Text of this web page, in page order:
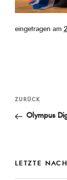
eingetragen am
Vorheriger
Beitrag
ZURÜCK
Olympus
LETZTE